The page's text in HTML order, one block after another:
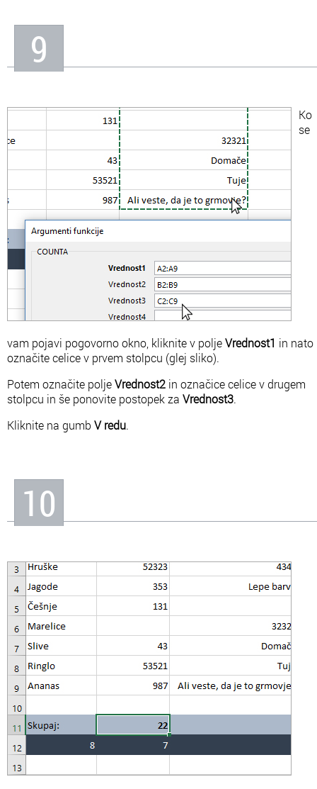
9
Ko
se
vam pojavi pogovorno okno, kliknite v poljeVrednost1 in nato
označite celice v prvem stolpcu (glej sliko).
Potem označite poljeVrednost2 in označice celice v drugem
stolpcu in še ponovite postopek za Vrednost3.
Kliknite na gumb V redu.
10